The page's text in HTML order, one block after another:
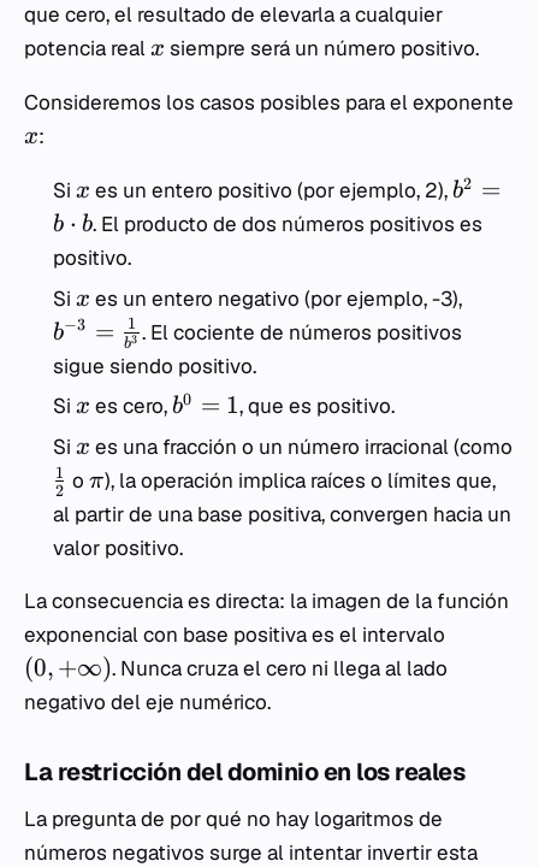
que cero, el resultado de elevarla a cualquier
potencia real x siempre será un número positivo.
Consideremos los casos posibles para el exponente
x:
Si x es un entero positivo (por ejemplo, 2), b2 =
b ⋅ b. El producto de dos números positivos es
positivo.
Si x es un entero negativo (por ejemplo, -3),
b−3 = b3
1 . El cociente de números positivos
sigue siendo positivo.
Si x es cero, b0 = 1, que es positivo.
Si x es una fracción o un número irracional (como
2
1 o π), la operación implica raíces o límites que,
al partir de una base positiva, convergen hacia un
valor positivo.
La consecuencia es directa: la imagen de la función
exponencial con base positiva es el intervalo
(0, +∞). Nunca cruza el cero ni llega al lado
negativo del eje numérico.
La restricción del dominio en los reales
La pregunta de por qué no hay logaritmos de
números negativos surge al intentar invertir esta